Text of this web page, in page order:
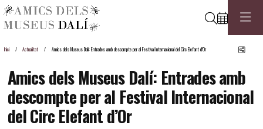
Cerca
Inici Actualitat Amics dels Museus Dalí: Entrades amb descompte per al Festival Internacional del Circ Elefant d’Or
Amics dels Museus Dalí: Entrades amb
descompte per al Festival Internacional
del Circ Elefant d’Or